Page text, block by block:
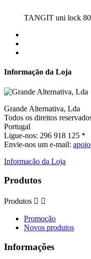
TANGIT uni lock
Informação da Loja
Grande Alternativa, Lda
Todos os direitos
Portugal
Ligue-nos: 296 918 125 *
Envie-nos um e-mail:
Informação da Loja
Produtos
Produtos  
Promoção
Novos produtos
Informações